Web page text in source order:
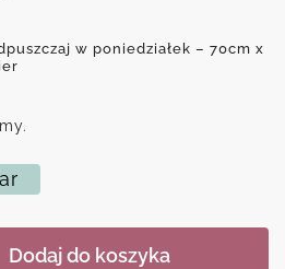
w poniedziałek – 70cm x
Dodaj do koszyka